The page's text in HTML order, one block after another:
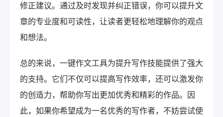
修正建议。通过及时发现并纠正错误，你可以提升文
章的专业度和可读性，让读者更轻松地理解你的观点
和想法。
总的来说，一键作文工具为提升写作技能提供了强大
的支持。它们不仅可以提高写作效率，还可以激发你
的创造力，帮助你写出更加优秀和精彩的作品。因
此，如果你希望成为一名优秀的写作者，不妨尝试使